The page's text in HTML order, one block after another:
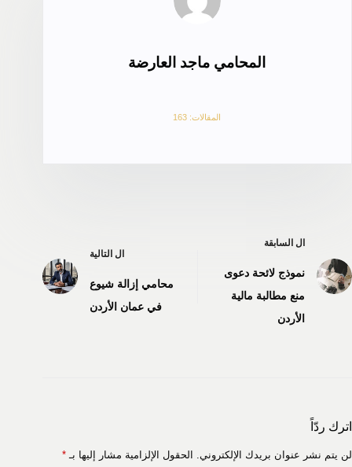
المحامي ماجد العارضة
المقالات: 163
ال السابقة
نموذج لائحة دعوى
منع مطالبة مالية
الأردن
ال التالية
محامي إزالة شيوع
في عمان الأردن
اترك ردّاً
لن يتم نشر عنوان بريدك الإلكتروني. الحقول الإلزامية مشار إليها بـ *